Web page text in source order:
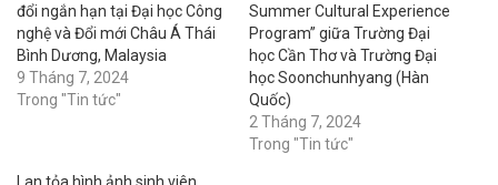
đổi ngắn hạn tại Đại học Công
nghệ và Đổi mới Châu Á Thái
Bình Dương, Malaysia
9 Tháng 7, 2024
Trong "Tin tức"
Summer Cultural Experience
Program” giữa Trường Đại
học Cần Thơ và Trường Đại
học Soonchunhyang (Hàn
Quốc)
2 Tháng 7, 2024
Trong "Tin tức"